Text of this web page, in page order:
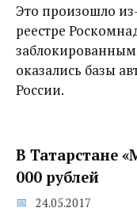
Это произошло
реестре
оказались базы
России.
В Татарстане
000 рублей
24.05.2017